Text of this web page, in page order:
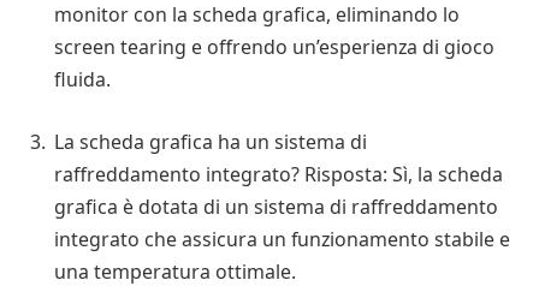
monitor con la scheda grafica, eliminando lo
screen tearing e offrendo un’esperienza di gioco
fluida.
La scheda grafica ha un sistema di
raffreddamento integrato? Risposta: Sì, la scheda
grafica è dotata di un sistema di raffreddamento
integrato che assicura un funzionamento stabile e
una temperatura ottimale.